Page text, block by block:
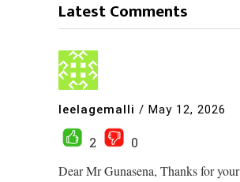
Latest Comments
leelagemalli / May 12, 2026
2
0
Dear Mr Gunasena, Thanks for